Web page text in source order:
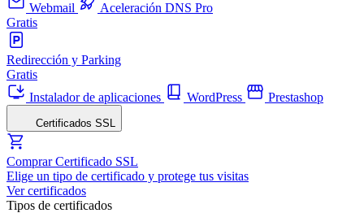
Webmail
Aceleración DNS Pro
Gratis
Redirección y Parking
Gratis
Instalador de aplicaciones
WordPress Prestashop
Certificados SSL
Comprar Certificado SSL
Elige un tipo de certificado y protege tus visitas
Ver certificados
Tipos de certificados